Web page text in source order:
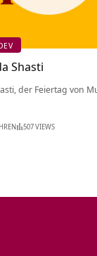
Shasti
der Feiertag von
507 VIEWS